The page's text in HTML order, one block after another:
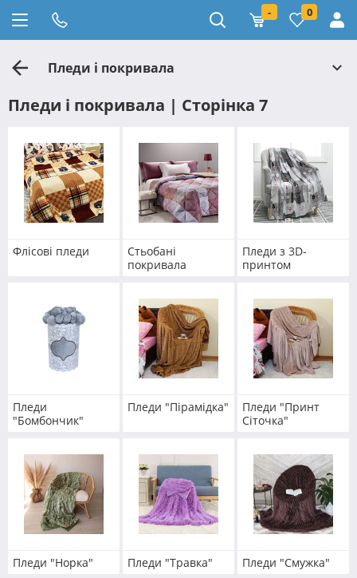
- 0
Пледи і покривала
Пледи і покривала | Сторінка 7
Флісові пледи
Стьобані
покривала
Пледи з 3D-
принтом
Пледи
"Бомбончик"
Пледи "Пірамідка"
Пледи "Принт
Сіточка"
Пледи "Норка" Пледи "Травка" Пледи "Смужка"